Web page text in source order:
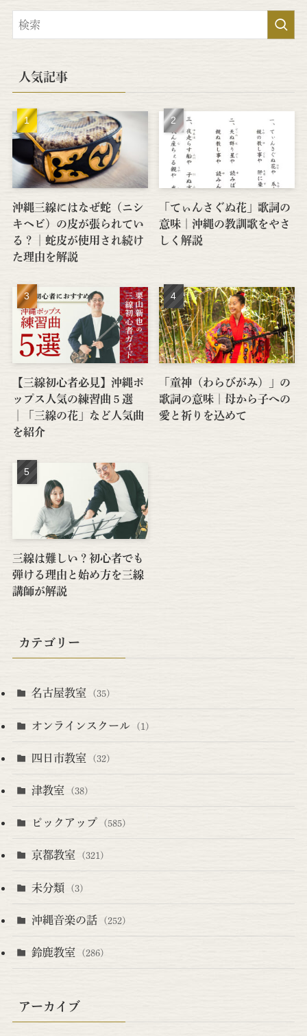
人気記事
沖縄三線にはなぜ蛇（ニシ
キヘビ）の皮が張られてい
る？│蛇皮が使用され続け
た理由を解説
「てぃんさぐぬ花」歌詞の
意味｜沖縄の教訓歌をやさ
しく解説
【三線初心者必見】沖縄ポ
ップス人気の練習曲５選
│「三線の花」など人気曲
を紹介
「童神（わらびがみ）」の
歌詞の意味｜母から子への
愛と祈りを込めて
三線は難しい？初心者でも
弾ける理由と始め方を三線
講師が解説
カテゴリー
名古屋教室 (35)
オンラインスクール (1)
四日市教室 (32)
津教室 (38)
ピックアップ (585)
京都教室 (321)
未分類 (3)
沖縄音楽の話 (252)
鈴鹿教室 (286)
アーカイブ